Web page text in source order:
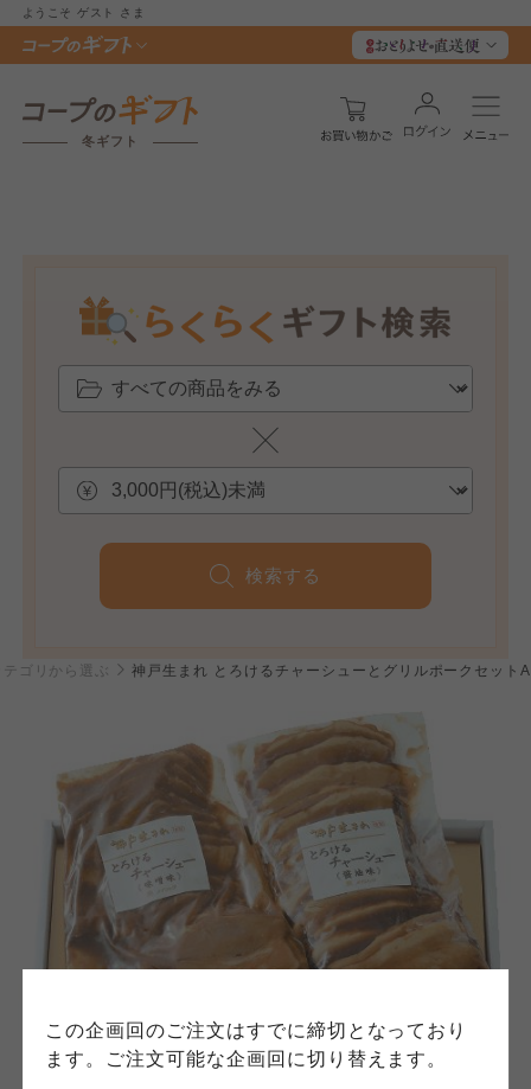
この企画回のご注文はすでに締切となっており
ます。ご注文可能な企画回に切り替えます。
ようこそ ゲスト さま
冬ギフト
検索する
ゴリから選ぶ 神戸生まれ とろけるチャーシューとグリルポークセットA
用規程）について
このサイトは7つの生協から業務委託を受けて、
コープきんき事業連合が運営しています。ご自
身が加入されている生協が定める利用約款をご
確認のうえ、ご利用ください。なお、クチコミ
投稿については、利用約款の細則として規定さ
れています。
コープしが
個人情報保護方針について
このサイトは7つの生協から業務委託を受けて、
コープきんき事業連合が運営しています。お預
かりしている個人情報については、コープ事業
連合、ならびに各生協の「個人情報保護方針」
にもどづいて、コープ事業連合が適切に管理を
おこなっています。
コープ事業連合、ならびに各生協の「個人情報
保護方針」については各生協のボタンをクリッ
クしてご確認ください。
コープしが
いて
このサイトは7つの生協から業務委託を受けて、
コープきんき事業連合が運営しています。販売
責任者は、それぞれご利用の生協となります。
各生協の「特定商取引法に基づく表記につい
て」については各生協のボタンをクリックして
ご確認ください。
コープしが